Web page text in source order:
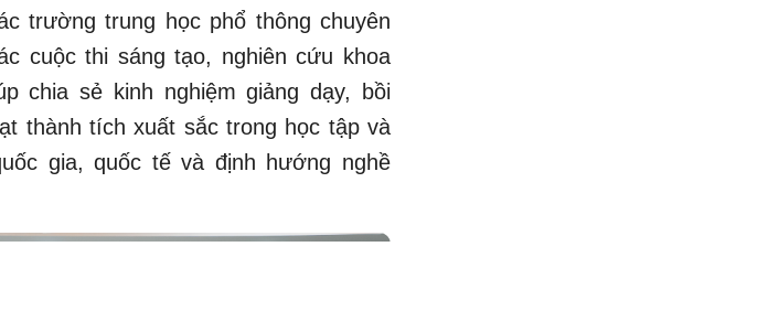
trường trung học phổ thông chuyên
cuộc thi sáng tạo, nghiên cứu khoa
chia sẻ kinh nghiệm giảng dạy, bồi
thành tích xuất sắc trong học tập và
gia, quốc tế và định hướng nghề